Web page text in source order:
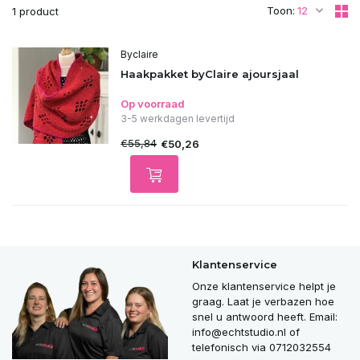
1 product Toon:
Byclaire
Haakpakket byClaire ajoursjaal
Op voorraad
3-5 werkdagen levertijd
€55,84 €50,26
Klantenservice
Onze klantenservice helpt je
graag. Laat je verbazen hoe
snel u antwoord heeft. Email:
info@echtstudio.nl of
telefonisch via 0712032554